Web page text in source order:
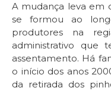
A mudança leva em
se formou ao
produtores na
administrativo que
assentamento. Há
o início dos anos
da retirada dos